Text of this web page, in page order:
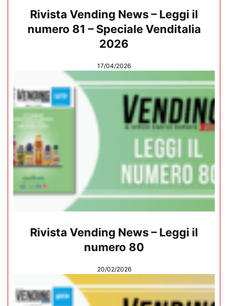
Rivista Vending News – Leggi il
numero 81 – Speciale Venditalia
2026
17/04/2026
Rivista Vending News – Leggi il
numero 80
20/02/2026